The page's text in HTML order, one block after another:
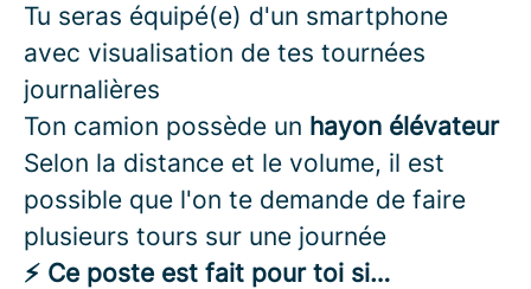
Tu seras équipé(e) d'un smartphone
avec visualisation de tes tournées
journalières
Ton camion possède un hayon élévateur
Selon la distance et le volume, il est
possible que l'on te demande de faire
plusieurs tours sur une journée
⚡ Ce poste est fait pour toi si…